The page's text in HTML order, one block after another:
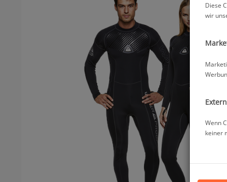
Diese
wir
Wenn
keiner